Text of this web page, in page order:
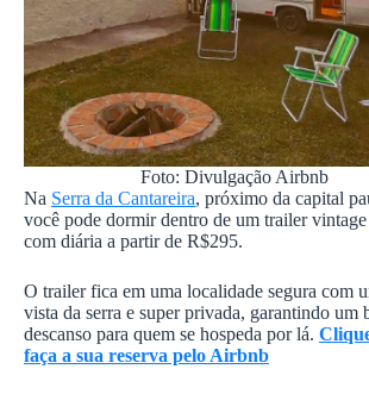
Foto: Divulgação Airbnb
Na Serra da Cantareira, próximo da capital
você pode dormir dentro de um trailer
com diária a partir de R$295.
O trailer fica em uma localidade segura com
vista da serra e super privada, garantindo um
descanso para quem se hospeda por lá.
faça a sua reserva pelo Airbnb